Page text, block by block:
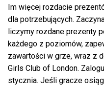
Im więcej rozdacie
dla potrzebujących.
liczymy rozdane prezenty
każdego z poziomów,
zawartości w grze, wraz z
Girls Club of London.
stycznia. Jeśli gracze